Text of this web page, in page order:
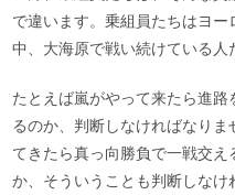
で違います。乗組員たちはヨ
中、大海原で戦い続けている人
たとえば嵐がやって来たら進
るのか、判断しなければなり
てきたら真っ向勝負で一戦交
か、そういうことも判断しなけ